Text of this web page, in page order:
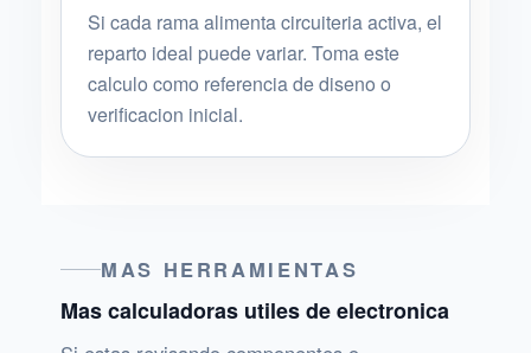
Si cada rama alimenta circuiteria activa, el
reparto ideal puede variar. Toma este
calculo como referencia de diseno o
verificacion inicial.
MAS HERRAMIENTAS
Mas calculadoras utiles de electronica